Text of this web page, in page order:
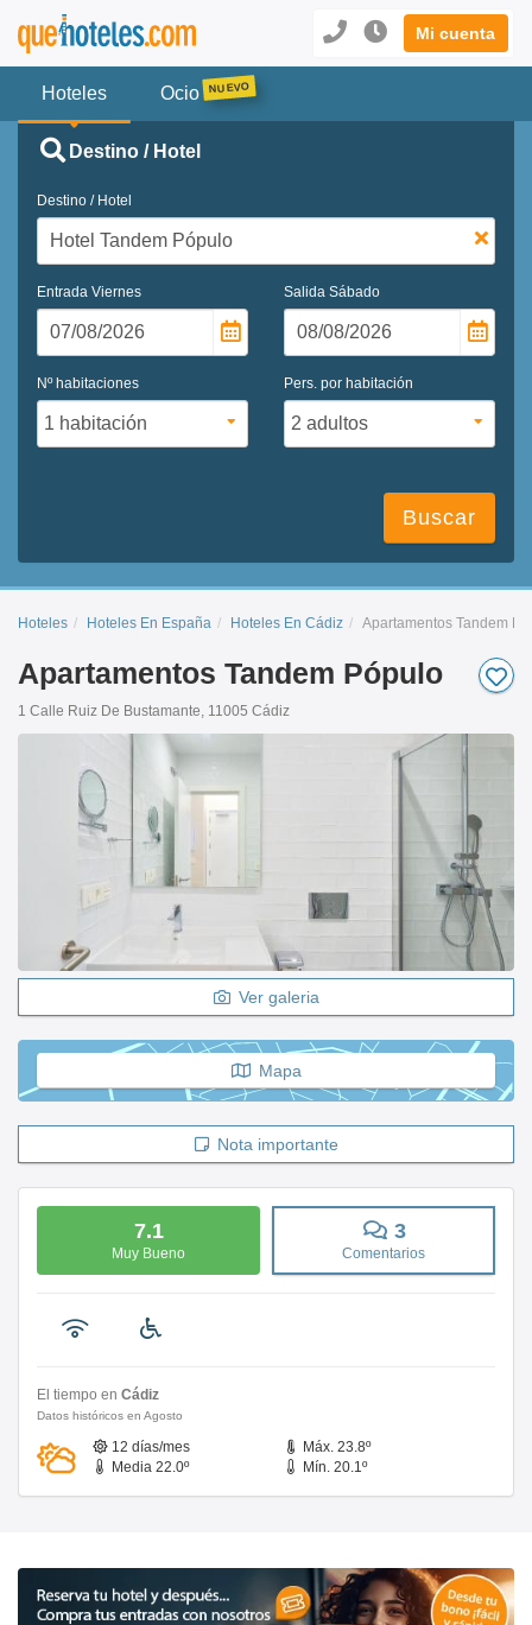
Mi cuenta
Hoteles Ocio
Destino / Hotel
Destino / Hotel
Entrada Viernes Salida Sábado
Nº habitaciones Pers. por habitación
Buscar
Hoteles Hoteles En España Hoteles En Cádiz Apartamentos Tandem
Apartamentos Tandem Pópulo
1 Calle Ruiz De Bustamante, 11005 Cádiz
Ver galeria
Mapa
Nota importante
7.1
Muy Bueno
3
Comentarios
El tiempo en Cádiz
Datos históricos en Agosto
12 días/mes
Máx. 23.8º
Media 22.0º
Mín. 20.1º